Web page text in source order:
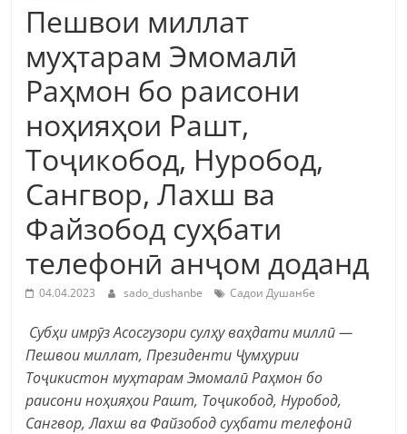
Пешвои миллат
муҳтарам Эмомалӣ
Раҳмон бо раисони
ноҳияҳои Рашт,
Тоҷикобод, Нуробод,
Сангвор, Лахш ва
Файзобод суҳбати
телефонӣ анҷом доданд
04.04.2023 sado_dushanbe Садои Душанбе
Субҳи имрӯз Асосгузори сулҳу ваҳдати миллӣ —
Пешвои миллат, Президенти Ҷумҳурии
Тоҷикистон муҳтарам Эмомалӣ Раҳмон бо
раисони ноҳияҳои Рашт, Тоҷикобод, Нуробод,
Сангвор, Лахш ва Файзобод суҳбати телефонӣ